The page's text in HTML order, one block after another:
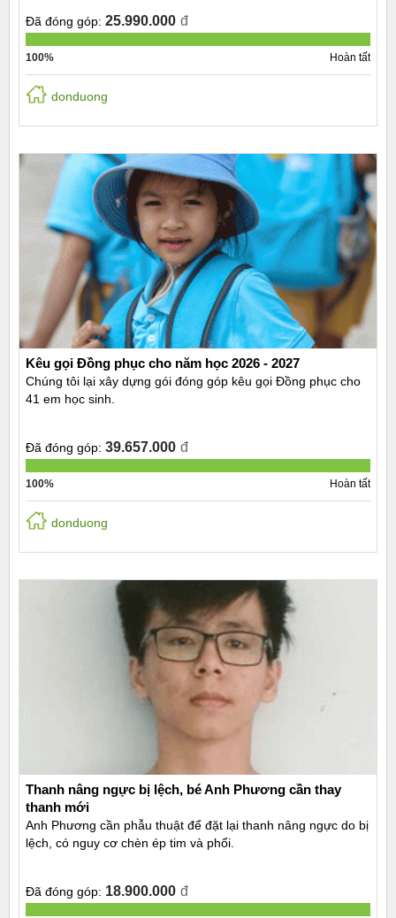
Đã đóng góp: 25.990.000 đ
100% Hoàn tất
donduong
Kêu gọi Đồng phục cho năm học 2026 - 2027
Chúng tôi lại xây dựng gói đóng góp kêu gọi Đồng phục cho
41 em học sinh.
Đã đóng góp: 39.657.000 đ
100% Hoàn tất
donduong
Thanh nâng ngực bị lệch, bé Anh Phương cần thay
thanh mới
Anh Phương cần phẫu thuật để đặt lại thanh nâng ngực do bị
lệch, có nguy cơ chèn ép tim và phổi.
Đã đóng góp: 18.900.000 đ